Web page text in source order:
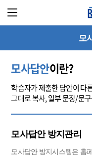
모
모사답안이란?
학습자가 제출한 답안이 다
그대로 복사, 일부 문장/문
모사답안 방지관리
모사답안 방지시스템은 홈